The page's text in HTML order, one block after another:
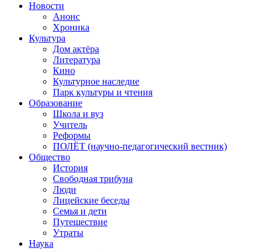
Новости
Анонс
Хроника
Культура
Дом актёра
Литература
Кино
Культурное наследие
Парк культуры и чтения
Образование
Школа и вуз
Учитель
Реформы
ПОЛЁТ (научно-педагогический вестник)
Общество
История
Свободная трибуна
Люди
Лицейские беседы
Семья и дети
Путешествие
Утраты
Наука